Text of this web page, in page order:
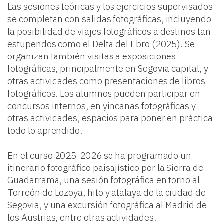
Las sesiones teóricas y los ejercicios supervisados
se completan con salidas fotográficas, incluyendo
la posibilidad de viajes fotográficos a destinos tan
estupendos como el Delta del Ebro (2025). Se
organizan también visitas a exposiciones
fotográficas, principalmente en Segovia capital, y
otras actividades como presentaciones de libros
fotográficos. Los alumnos pueden participar en
concursos internos, en yincanas fotográficas y
otras actividades, espacios para poner en práctica
todo lo aprendido.
En el curso 2025-2026 se ha programado un
itinerario fotográfico paisajístico por la Sierra de
Guadarrama, una sesión fotográfica en torno al
Torreón de Lozoya, hito y atalaya de la ciudad de
Segovia, y una excursión fotográfica al Madrid de
los Austrias, entre otras actividades.